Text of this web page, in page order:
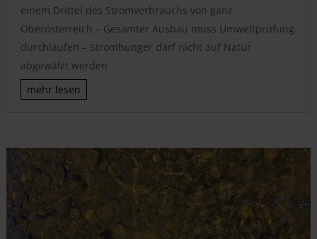
einem Drittel des Stromverbrauchs von ganz
Oberösterreich – Gesamter Ausbau muss Umweltprüfung
durchlaufen – Stromhunger darf nicht auf Natur
abgewälzt werden
mehr lesen